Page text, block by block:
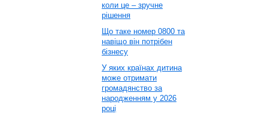
коли це – зручне
рішення
Що таке номер 0800 та
навіщо він потрібен
бізнесу
У яких країнах дитина
може отримати
громадянство за
народженням у 2026
році